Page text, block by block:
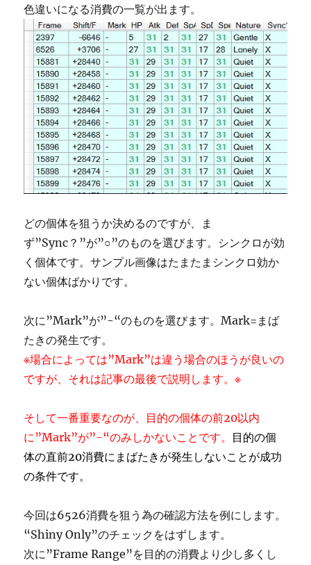
色違いになる消費の一覧が出ます。
どの個体を狙うか決めるのですが、ま
ず”Sync？”が”○”のものを選びます。シンクロが効
く個体です。サンプル画像はたまたまシンクロ効か
ない個体ばかりです。
次に”Mark”が”-“のものを選びます。Mark=まば
たきの発生です。
※場合によっては”Mark”は違う場合のほうが良いの
ですが、それは記事の最後で説明します。※
そして一番重要なのが、目的の個体の前20以内
に”Mark”が”-“のみしかないことです。 目的の個
体の直前20消費にまばたきが発生しないことが成功
の条件です。
今回は6526消費を狙う為の確認方法を例にします。
“Shiny Only”のチェックをはずします。
次に”Frame Range”を目的の消費より少し多くし